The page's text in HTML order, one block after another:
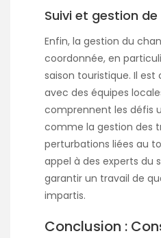
Suivi et gestion
Enfin, la gestion du
coordonnée, en
saison touristique. Il est
avec des équipes
comprennent les défis
comme la gestion des
perturbations liées au
appel à des experts du
garantir un travail de
impartis.
Conclusion :